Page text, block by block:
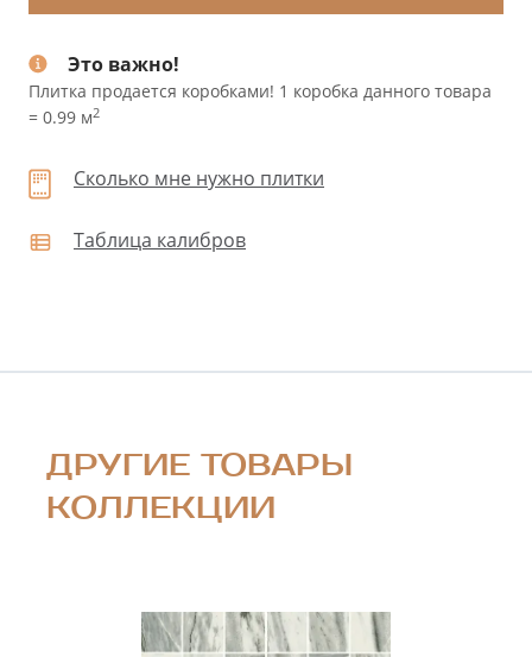
Это важно!
Плитка продается коробками! 1 коробка данного товара
= 0.99 м2
Сколько мне нужно плитки
Таблица калибров
ДРУГИЕ ТОВАРЫ
КОЛЛЕКЦИИ